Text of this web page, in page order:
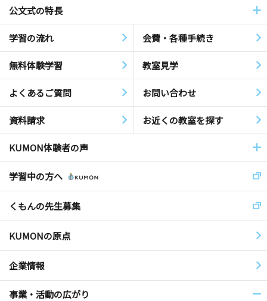
公文式の特長
学習の流れ 会費・各種手続き
無料体験学習 教室見学
よくあるご質問 お問い合わせ
資料請求 お近くの教室を探す
KUMON体験者の声
学習中の方へ
くもんの先生募集
KUMONの原点
企業情報
事業・活動の広がり